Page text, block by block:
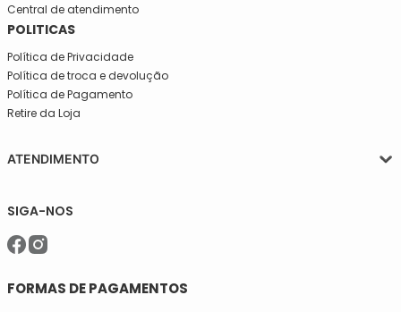
Central de atendimento
POLITICAS
Política de Privacidade
Política de troca e devolução
Política de Pagamento
Retire da Loja
ATENDIMENTO
Sexta, das 08:30 às 16h30.
Telefone: (11)5627-7800
WhatsApp: (11)94238-1925
sac@meiassaojose.com.br
SIGA-NOS
FORMAS DE PAGAMENTOS